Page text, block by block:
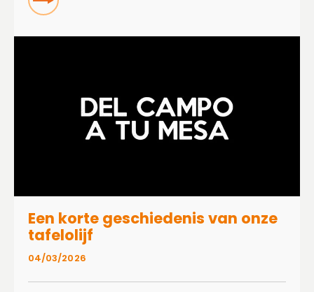
04/03/2026
Een korte geschiedenis van onze
tafelolijf